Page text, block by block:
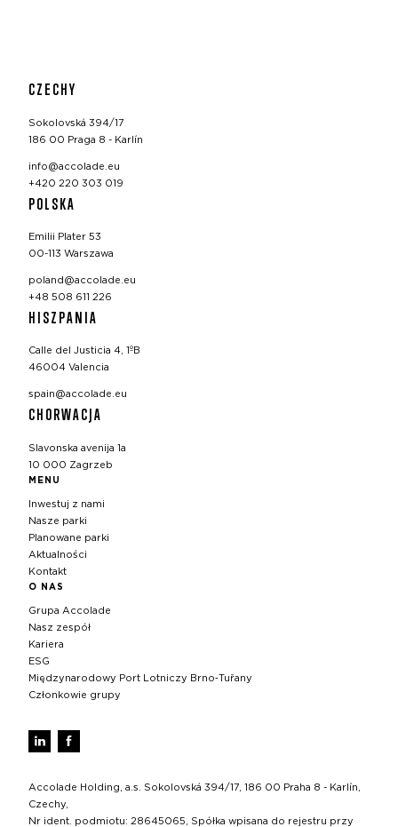
CZECHY
Sokolovská 394/17
186 00 Praga 8 - Karlín
info@accolade.eu
+420 220 303 019
POLSKA
Emilii Plater 53
00-113 Warszawa
poland@accolade.eu
+48 508 611 226
HISZPANIA
Calle del Justicia 4, 1ºB
46004 Valencia
spain@accolade.eu
CHORWACJA
Slavonska avenija 1a
10 000 Zagrzeb
MENU
Inwestuj z nami
Nasze parki
Planowane parki
Aktualności
Kontakt
O NAS
Grupa Accolade
Nasz zespół
Kariera
ESG
Międzynarodowy Port Lotniczy Brno‑Tuřany
Członkowie grupy
Accolade Holding, a.s. Sokolovská 394/17, 186 00 Praha 8 - Karlín,
Czechy,
Nr ident. podmiotu: 28645065, Spółka wpisana do rejestru przy